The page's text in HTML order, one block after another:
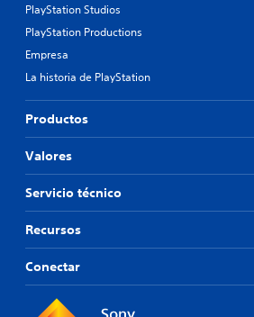
PlayStation Studios
PlayStation Productions
Empresa
La historia de PlayStation
Productos
Valores
Servicio técnico
Recursos
Conectar